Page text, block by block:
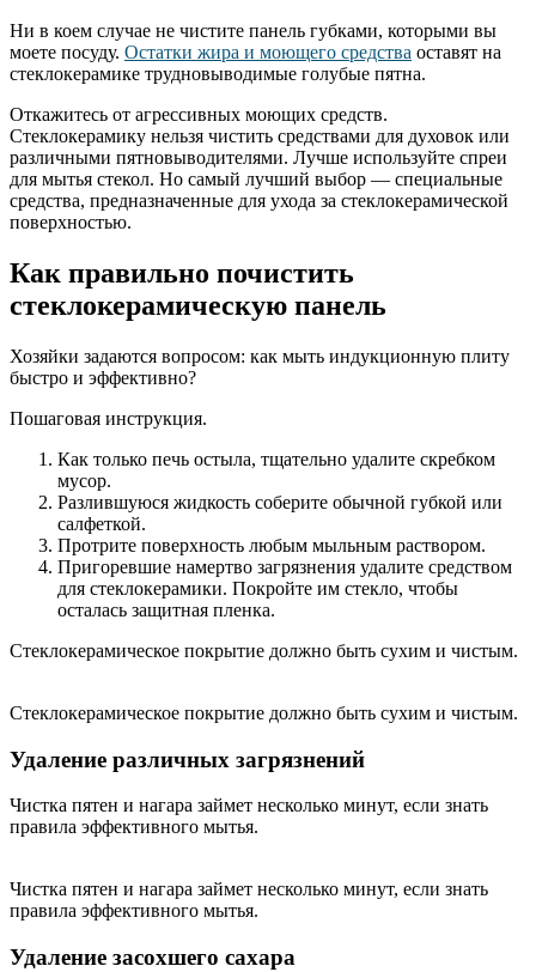
Ни в коем случае не чистите панель губками, которыми вы
моете посуду. Остатки жира и моющего средства оставят на
стеклокерамике трудновыводимые голубые пятна.
Откажитесь от агрессивных моющих средств.
Стеклокерамику нельзя чистить средствами для духовок или
различными пятновыводителями. Лучше используйте спреи
для мытья стекол. Но самый лучший выбор — специальные
средства, предназначенные для ухода за стеклокерамической
поверхностью.
Как правильно почистить
стеклокерамическую панель
Хозяйки задаются вопросом: как мыть индукционную плиту
быстро и эффективно?
Пошаговая инструкция.
Как только печь остыла, тщательно удалите скребком
мусор.
Разлившуюся жидкость соберите обычной губкой или
салфеткой.
Протрите поверхность любым мыльным раствором.
Пригоревшие намертво загрязнения удалите средством
для стеклокерамики. Покройте им стекло, чтобы
осталась защитная пленка.
Стеклокерамическое покрытие должно быть сухим и чистым.
Стеклокерамическое покрытие должно быть сухим и чистым.
Удаление различных загрязнений
Чистка пятен и нагара займет несколько минут, если знать
правила эффективного мытья.
Чистка пятен и нагара займет несколько минут, если знать
правила эффективного мытья.
Удаление засохшего сахара